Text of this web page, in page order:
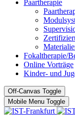
Paartherapie
Fokaltherapie/
Online Vorträge
Kinder- und
Off-Canvas Toggle
Mobile Menu Toggle